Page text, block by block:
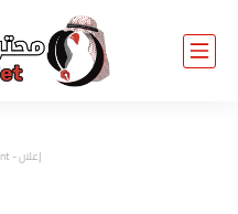
إعلان - Advertisement